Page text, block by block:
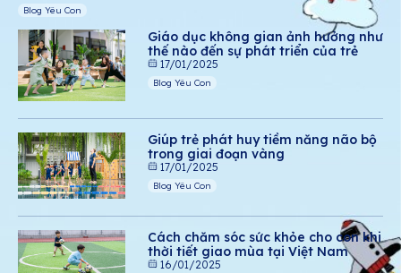
Blog Yêu Con
Giáo dục không gian ảnh hưởng như
thế nào đến sự phát triển của trẻ
17/01/2025
Blog Yêu Con
Giúp trẻ phát huy tiềm năng não bộ
trong giai đoạn vàng
17/01/2025
Blog Yêu Con
Cách chăm sóc sức khỏe cho con khi
thời tiết giao mùa tại Việt Nam
16/01/2025